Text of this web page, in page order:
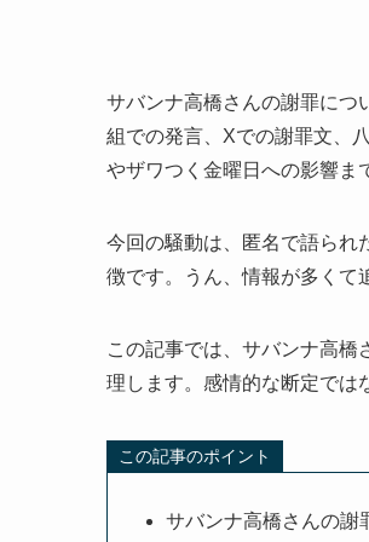
サバンナ高橋さんの謝罪につ
組での発言、Xでの謝罪文、
やザワつく金曜日への影響ま
今回の騒動は、匿名で語られ
徴です。うん、情報が多くて
この記事では、サバンナ高
理します。感情的な断定では
この記事のポイント
サバンナ高橋さんの謝